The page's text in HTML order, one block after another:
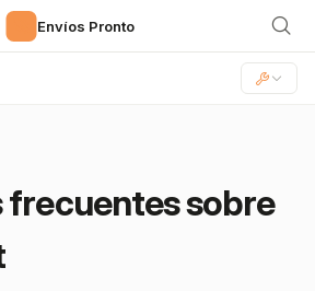
Envíos Pronto
frecuentes sobre